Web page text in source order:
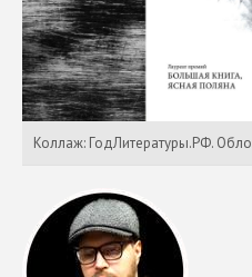
Коллаж: ГодЛитературы.РФ.